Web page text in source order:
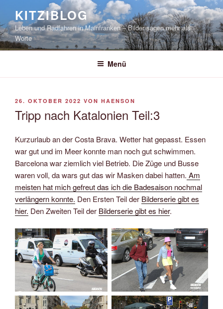
springen
KITZIBLOG
Leben und Radfahren in Mainfranken – Bilder sagen mehr als
Worte
Menü
VERÖFFENTLICHT
26. OKTOBER 2022 VON HAENSON
Tripp nach Katalonien Teil:3
Kurzurlaub an der Costa Brava. Wetter hat gepasst. Essen
war gut und im Meer konnte man noch gut schwimmen.
Barcelona war ziemlich viel Betrieb. Die Züge und Busse
waren voll, da wars gut das wir Masken dabei hatten. Am
meisten hat mich gefreut das ich die Badesaison nochmal
verlängern konnte. Den Ersten Teil der Bilderserie gibt es
hier. Den Zweiten Teil der Bilderserie gibt es hier.